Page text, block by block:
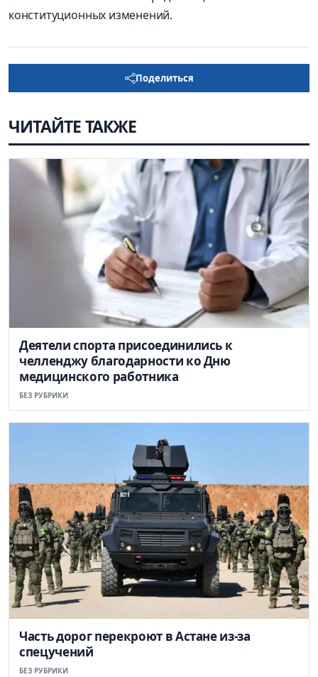
конституционных изменений.
Поделиться
ЧИТАЙТЕ ТАКЖЕ
Деятели спорта присоединились к
челленджу благодарности ко Дню
медицинского работника
БЕЗ РУБРИКИ
Часть дорог перекроют в Астане из-за
спецучений
БЕЗ РУБРИКИ